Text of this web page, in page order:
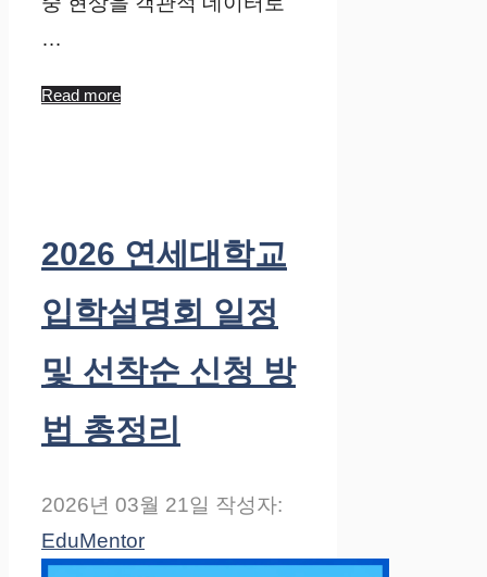
…
Read more
2026 연세대학교
입학설명회 일정
및 선착순 신청 방
법 총정리
2026년 03월 21일 작성자:
EduMentor